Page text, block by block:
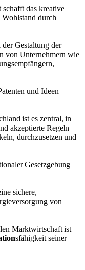
das kreative
durch
Gestaltung der
von Unternehmern wie
und Ideen
ist es zentral, in
akzeptierte Regeln
durchzusetzen und
Gesetzgebung
sichere,
von
Marktwirtschaft ist
sfähigkeit seiner